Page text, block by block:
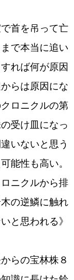
首を吊って亡
で本当に追い
れば何が原因
らは原因にな
ロニクルの第
受け皿になっ
いないと思う
能性も高い。
ニクルから排
の逆鱗に触れ
と思われる》
らの宝林株８